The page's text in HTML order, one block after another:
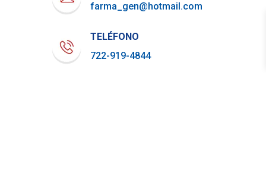
farma_gen@hotmail.com
TELÉFONO
722-919-4844